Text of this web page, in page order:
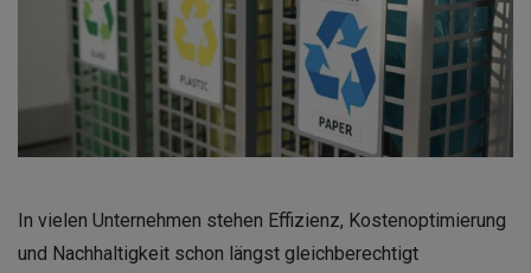
In vielen Unternehmen stehen Effizienz, Kostenoptimierung
und Nachhaltigkeit schon längst gleichberechtigt